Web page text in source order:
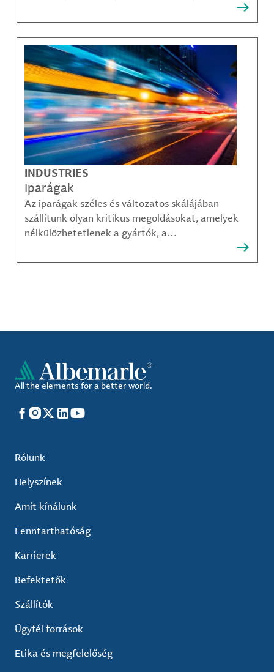
legösszetettebb kihívásai is sikerrel leküzdhetők.
INDUSTRIES
Iparágak
Az iparágak széles és változatos skálájában
szállítunk olyan kritikus megoldásokat, amelyek
nélkülözhetetlenek a gyártók, a
kompozit-anyag készítők és mások számára.
All the elements for a better world.
Facebook
Instagram
X LinkedIn
YouTube
Rólunk
Helyszínek
Amit kínálunk
Fenntarthatóság
Karrierek
Befektetők
Szállítók
Ügyfél források
Etika és megfelelőség